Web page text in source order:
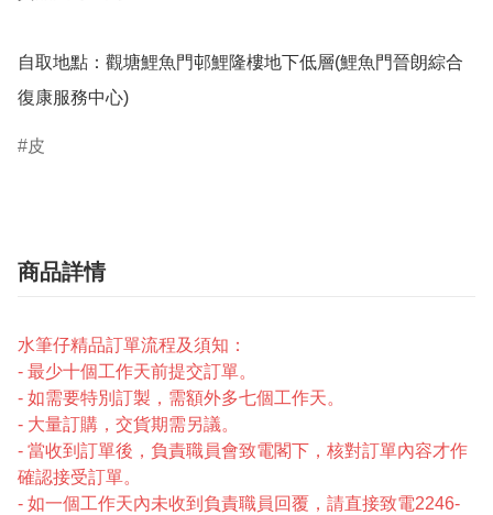
自取地點：觀塘鯉魚門邨鯉隆樓地下低層(鯉魚門晉朗綜合
復康服務中心)
皮
商品詳情
水筆仔精品訂單流程及須知：
- 最少十個工作天前提交訂單。
- 如需要特別訂製，需額外多七個工作天。
- 大量訂購，交貨期需另議。
- 當收到訂單後，負責職員會致電閣下，核對訂單內容才作
確認接受訂單。
- 如一個工作天內未收到負責職員回覆，請直接致電2246-